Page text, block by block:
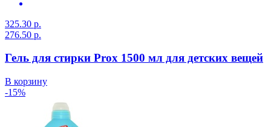
325.30 р.
276.50 р.
Гель для стирки Prox 1500 мл для детских вещей
В корзину
-15%